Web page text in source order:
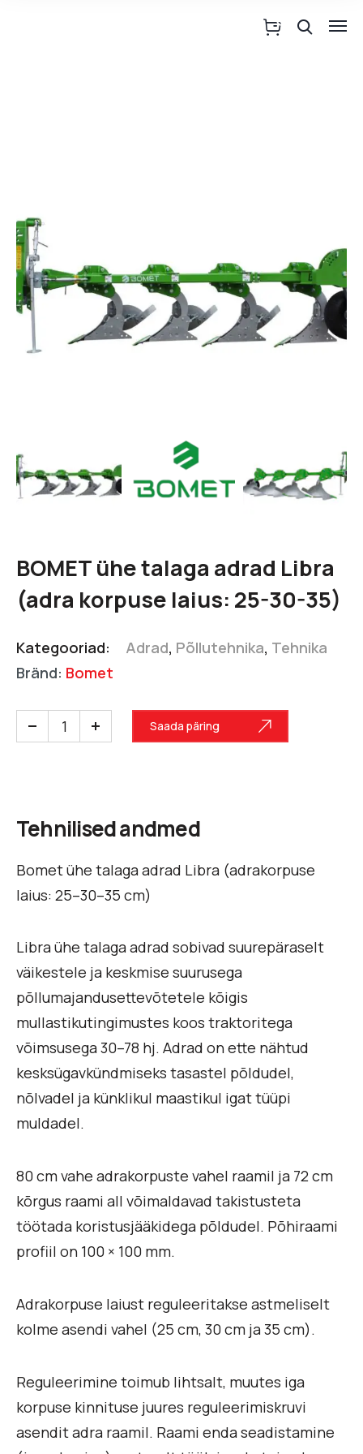
BOMET ühe talaga adrad Libra
(adra korpuse laius: 25-30-35)
Kategooriad: Adrad, Põllutehnika, Tehnika
Bränd: Bomet
Saada päring
Tehnilised andmed
Bomet ühe talaga adrad Libra (adrakorpuse
laius: 25–30–35 cm)
Libra ühe talaga adrad sobivad suurepäraselt
väikestele ja keskmise suurusega
põllumajandusettevõtetele kõigis
mullastikutingimustes koos traktoritega
võimsusega 30–78 hj. Adrad on ette nähtud
kesksügavkündmiseks tasastel põldudel,
nõlvadel ja künklikul maastikul igat tüüpi
muldadel.
80 cm vahe adrakorpuste vahel raamil ja 72 cm
kõrgus raami all võimaldavad takistusteta
töötada koristusjääkidega põldudel. Põhiraami
profiil on 100 × 100 mm.
Adrakorpuse laiust reguleeritakse astmeliselt
kolme asendi vahel (25 cm, 30 cm ja 35 cm).
Reguleerimine toimub lihtsalt, muutes iga
korpuse kinnituse juures reguleerimiskruvi
asendit adra raamil. Raami enda seadistamine